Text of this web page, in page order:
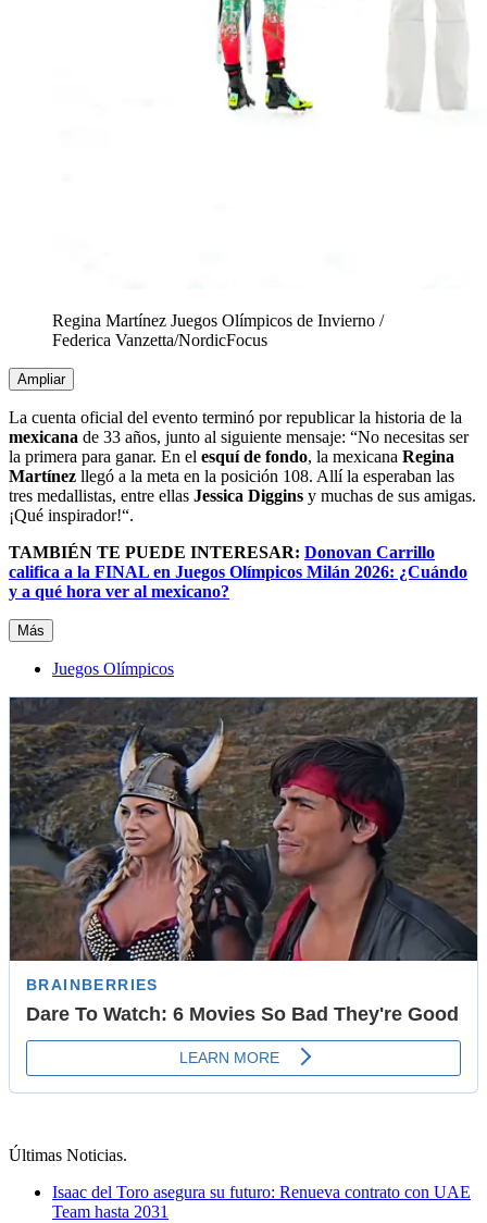
Regina Martínez Juegos Olímpicos de Invierno /
Federica Vanzetta/NordicFocus
Ampliar
La cuenta oficial del evento terminó por republicar la historia de la
mexicana de 33 años, junto al siguiente mensaje: “No necesitas ser
la primera para ganar. En el esquí de fondo, la mexicana Regina
Martínez llegó a la meta en la posición 108. Allí la esperaban las
tres medallistas, entre ellas Jessica Diggins y muchas de sus amigas.
¡Qué inspirador!“.
TAMBIÉN TE PUEDE INTERESAR: Donovan Carrillo
califica a la FINAL en Juegos Olímpicos Milán 2026: ¿Cuándo
y a qué hora ver al mexicano?
Más
Juegos Olímpicos
Últimas Noticias.
Isaac del Toro asegura su futuro: Renueva contrato con UAE
Team hasta 2031